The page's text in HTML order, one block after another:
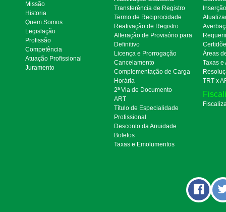
Missão
Historia
Quem Somos
Legislação
Profissão
Competência
Atuação Profissional
Juramento
Transferência de Registro
Termo de Reciprocidade
Reativação de Registro
Alteração de Provisório para
Definitivo
Licença e Prorrogação
Cancelamento
Complementação de Carga
Horária
2ª Via de Documento
ART
Título de Especialidade
Profissional
Desconto da Anuidade
Boletos
Taxas e Emolumentos
Áreas
Taxas e
TRT x